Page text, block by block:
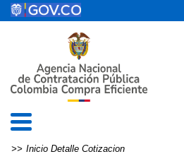
Pasar al contenido principal
• Consulta RUES
• Preguntas Frecuentes
searchInicio Detalle Cotizacion